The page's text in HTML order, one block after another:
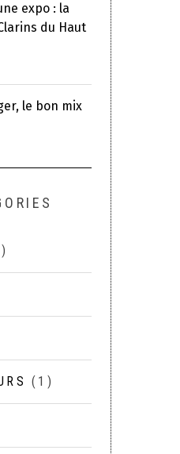
expo : la
du Haut
le bon mix
(1)